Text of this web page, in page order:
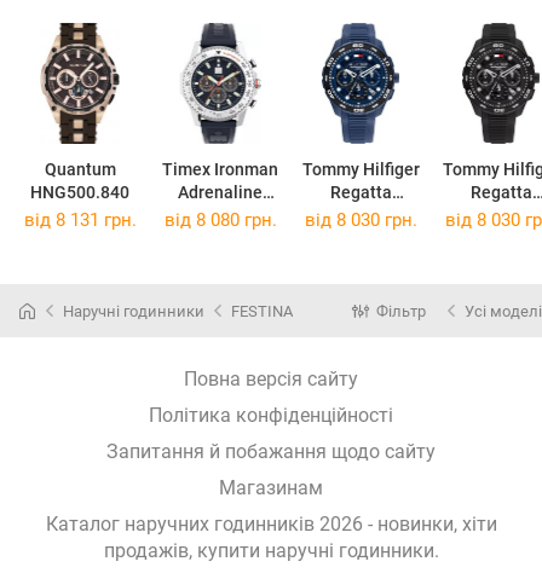
Quantum
HNG500.840
Timex Ironman
Adrenaline
TW2W55500
Tommy Hilfiger
Regatta
1792232
Tommy
Regatta
1792233
від 8 131 грн. від 8 080 грн. від 8 030 грн. від 8 030
Наручні годинники FESTINA Фільтр Усі моделі
Повна версія сайту
Політика конфіденційності
Запитання й побажання щодо сайту
Магазинам
Каталог наручних годинників 2026 - новинки, хіти
продажів, купити наручні годинники.